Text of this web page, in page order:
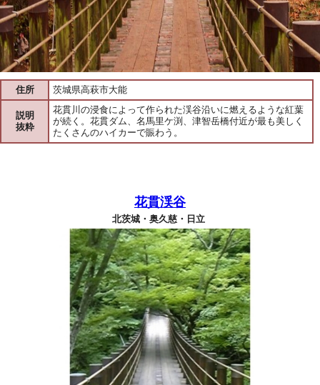
住所 茨城県高萩市大能
説明
抜粋
花貫川の浸食によって作られた渓谷沿いに燃えるような紅葉
が続く。花貫ダム、名馬里ケ渕、津智岳橋付近が最も美しく
たくさんのハイカーで賑わう。
花貫渓谷
北茨城・奥久慈・日立